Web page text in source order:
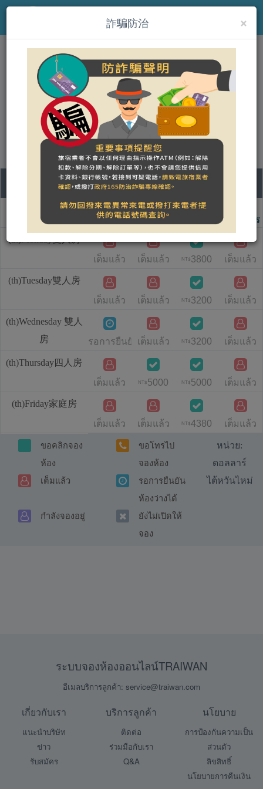
MENU
(th)Sunday Home
營登名稱：Sunday Home
統一編號：30151686 稅籍編號：370550131
合法民宿 宜蘭縣372號
ชื่อแบบห้อง
(th)Monday雙人房
(th)Tuesday雙人房
(th)Wednesday 雙人
房
(th)Thursday四人房
(th)Friday家庭房
08
วันเสาร์
09
วันอาทิตย์
10
วันอังคาร
เต็มแล้ว เต็มแล้ว NT$ 3800 เต็มแล้ว
เต็มแล้ว เต็มแล้ว NT$ 3200 เต็มแล้ว
รอการยืนยันห้องว่างได้
เต็มแล้ว NT$ 3200 เต็มแล้ว
เต็มแล้ว NT$ 5000 NT$ 5000 เต็มแล้ว
เต็มแล้ว เต็มแล้ว NT$4380 เต็มแล้ว
ขอคลิกจอง
ห้อง
ขอโทรไป
จองห้อง
เต็มแล้ว
รอการยืนยัน
ห้องว่างได้
กำลังจองอยู่
ยังไม่เปิดให้
จอง
หน่วย:
ดอลลาร์
ไต้หวันไหม่
×
詐騙防治
ระบบจองห้องออนไลน์TRAIWAN
อีเมลบริการลูกค้า: service@traiwan.com
เกี่ยวกับเรา
แนะนำบริษัท
ข่าว
รับสมัคร
บริการลูกค้า
ติดต่อ
ร่วมมือกับเรา
Q&A
นโยบาย
การป้องกันความเป็น
ส่วนตัว
ลิขสิทธิ์
นโยบายการคืนเงิน